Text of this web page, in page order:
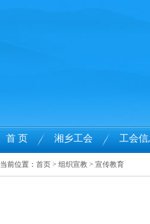
首 页 湘乡工会 工会信
当前位置： 首页 > 组织宣教 > 宣传教育